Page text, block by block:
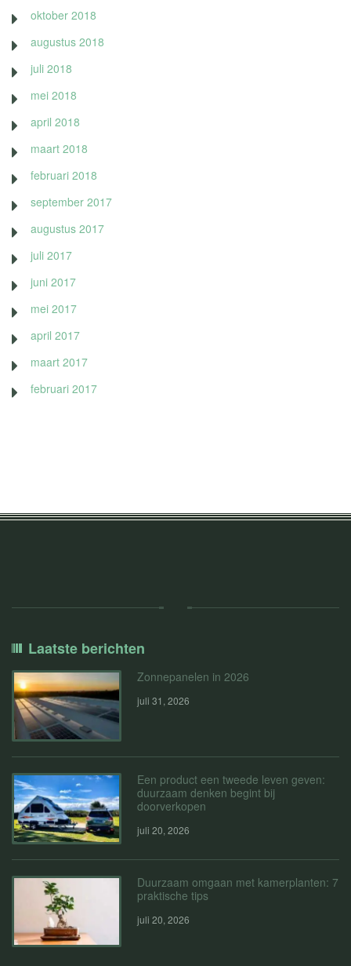
oktober 2018
augustus 2018
juli 2018
mei 2018
april 2018
maart 2018
februari 2018
september 2017
augustus 2017
juli 2017
juni 2017
mei 2017
april 2017
maart 2017
februari 2017
Laatste berichten
Zonnepanelen in 2026
juli 31, 2026
Een product een tweede leven geven:
duurzaam denken begint bij
doorverkopen
juli 20, 2026
Duurzaam omgaan met kamerplanten: 7
praktische tips
juli 20, 2026